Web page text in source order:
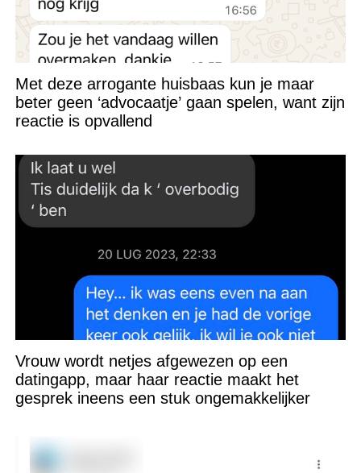
Met deze arrogante huisbaas kun je maar
beter geen ‘advocaatje’ gaan spelen, want zijn
reactie is opvallend
Vrouw wordt netjes afgewezen op een
datingapp, maar haar reactie maakt het
gesprek ineens een stuk ongemakkelijker